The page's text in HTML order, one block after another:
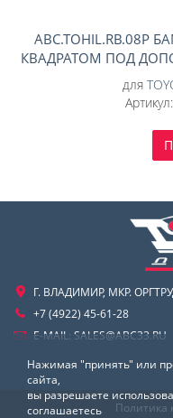
КВАДРАТОМ ПОД
TOYOTA
для
Артикул:
Г. ВЛАДИМИР, МКР.
+7 (4922) 45-61-28
E-MAIL: SALES@ABC33.RU
Политика
Нажимая "принять" или
сайта,
вы разрешаете
соглашаетесь